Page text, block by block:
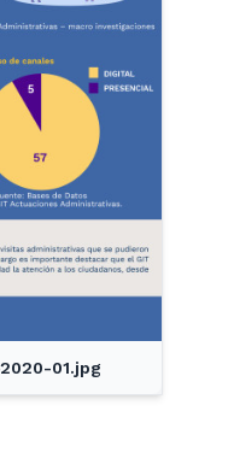
2020-01.jpg